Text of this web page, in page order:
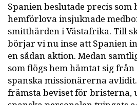
Spanien beslutade precis som
hemförlova insjuknade
smitthärden i Västafrika. Till
börjar vi nu inse att Spanien
en sådan aktion. Medan
som flögs hem hämtat sig
spanska missionärerna
främsta beviset för bristerna,